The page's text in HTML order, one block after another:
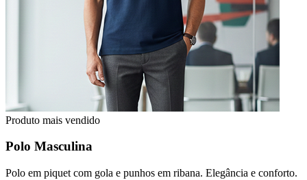
Produto mais vendido
Polo Masculina
Polo em piquet com gola e punhos em ribana. Elegância e conforto.